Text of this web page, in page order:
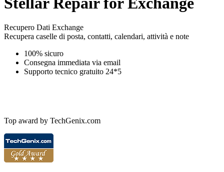
Recupero Dati Exchange
Recupera caselle di posta, contatti, calendari, attività e note
100% sicuro
Consegna immediata via email
Supporto tecnico gratuito 24*5
Top award by TechGenix.com